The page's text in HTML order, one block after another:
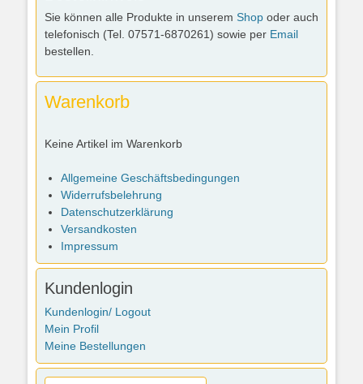
Sie können alle Produkte in unserem Shop oder auch
telefonisch (Tel. 07571-6870261) sowie per Email
bestellen.
Warenkorb
Keine Artikel im Warenkorb
Allgemeine Geschäftsbedingungen
Widerrufsbelehrung
Datenschutzerklärung
Versandkosten
Impressum
Kundenlogin
Kundenlogin/ Logout
Mein Profil
Meine Bestellungen